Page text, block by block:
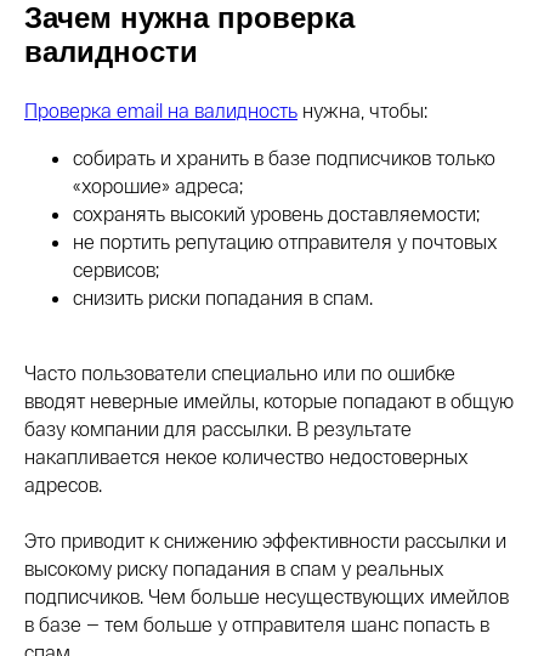
Зачем нужна проверка
валидности
Проверка email на валидность нужна, чтобы:
собирать и хранить в базе подписчиков только
«хорошие» адреса;
сохранять высокий уровень доставляемости;
не портить репутацию отправителя у почтовых
сервисов;
снизить риски попадания в спам.
Часто пользователи специально или по ошибке
вводят неверные имейлы, которые попадают в общую
базу компании для рассылки. В результате
накапливается некое количество недостоверных
адресов.
Это приводит к снижению эффективности рассылки и
высокому риску попадания в спам у реальных
подписчиков. Чем больше несуществующих имейлов
в базе — тем больше у отправителя шанс попасть в